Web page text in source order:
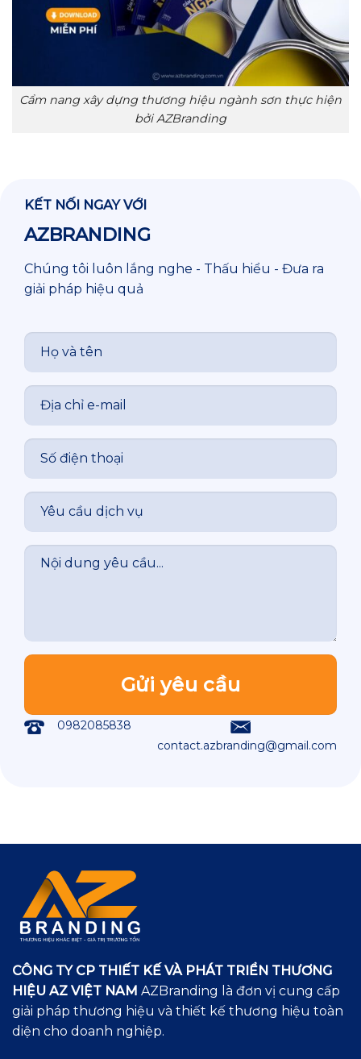
Cẩm nang xây dựng thương hiệu ngành sơn thực hiện
bởi AZBranding
KẾT NỐI NGAY VỚI
AZBRANDING
Chúng tôi luôn lắng nghe - Thấu hiểu - Đưa ra
giải pháp hiệu quả
0982085838
contact.azbranding@gmail.com
CÔNG TY CP THIẾT KẾ VÀ PHÁT TRIỂN THƯƠNG
HIỆU AZ VIỆT NAM AZBranding là đơn vị cung cấp
giải pháp thương hiệu và thiết kế thương hiệu toàn
diện cho doanh nghiệp.